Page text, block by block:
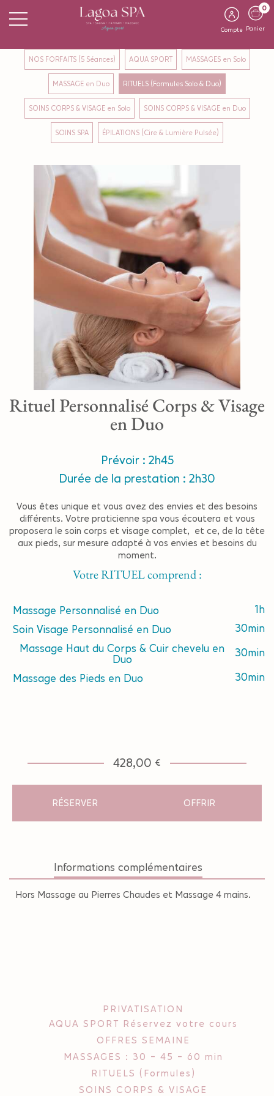
Compte
0
Panier
NOS FORFAITS (5 Séances) AQUA SPORT MASSAGES en Solo
MASSAGE en Duo RITUELS (Formules Solo & Duo)
SOINS CORPS & VISAGE en Solo SOINS CORPS & VISAGE en Duo
SOINS SPA ÉPILATIONS (Cire & Lumière Pulsée)
Rituel Personnalisé Corps & Visage
en Duo
Prévoir : 2h45
Durée de la prestation : 2h30
Vous êtes unique et vous avez des envies et des besoins
différents. Votre praticienne spa vous écoutera et vous
proposera le soin corps et visage complet, et ce, de la tête
aux pieds, sur mesure adapté à vos envies et besoins du
moment.
Votre RITUEL comprend :
Massage Personnalisé en Duo
1h
Soin Visage Personnalisé en Duo
30min
Massage Haut du Corps & Cuir chevelu en
Duo
30min
Massage des Pieds en Duo 30min
RÉSERVER OFFRIR
428,00 €
Informations complémentaires
Hors Massage au Pierres Chaudes et Massage 4 mains.
PRIVATISATION
AQUA SPORT Réservez votre cours
OFFRES SEMAINE
MASSAGES : 30 - 45 - 60 min
RITUELS (Formules)
SOINS CORPS & VISAGE